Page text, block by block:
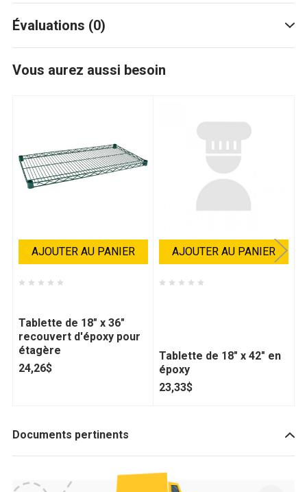
Évaluations (0)
Vous aurez aussi besoin
AJOUTER AU PANIER
Tablette de 18" x 36"
recouvert d'époxy pour
étagère
24,26$
AJOUTER AU PANIER
Tablette de 18" x 42" en
époxy
23,33$
Documents pertinents